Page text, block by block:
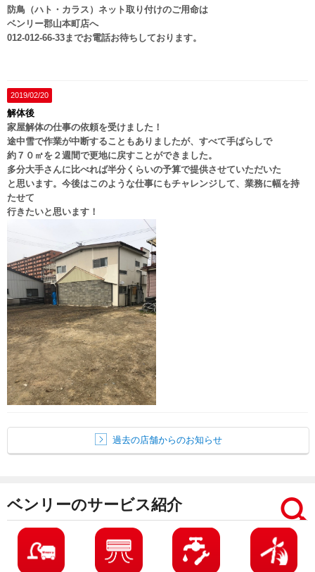
防鳥（ハト・カラス）ネット取り付けのご用命は
ベンリー郡山本町店へ
012-012-66-33までお電話お待ちしております。
2019/02/20
解体後
家屋解体の仕事の依頼を受けました！
途中雪で作業が中断することもありましたが、すべて手ばらしで
約７０㎡を２週間で更地に戻すことができました。
多分大手さんに比べれば半分くらいの予算で提供させていただいた
と思います。今後はこのような仕事にもチャレンジして、業務に幅を持
たせて
行きたいと思います！
過去の店舗からのお知らせ
ベンリーのサービス紹介